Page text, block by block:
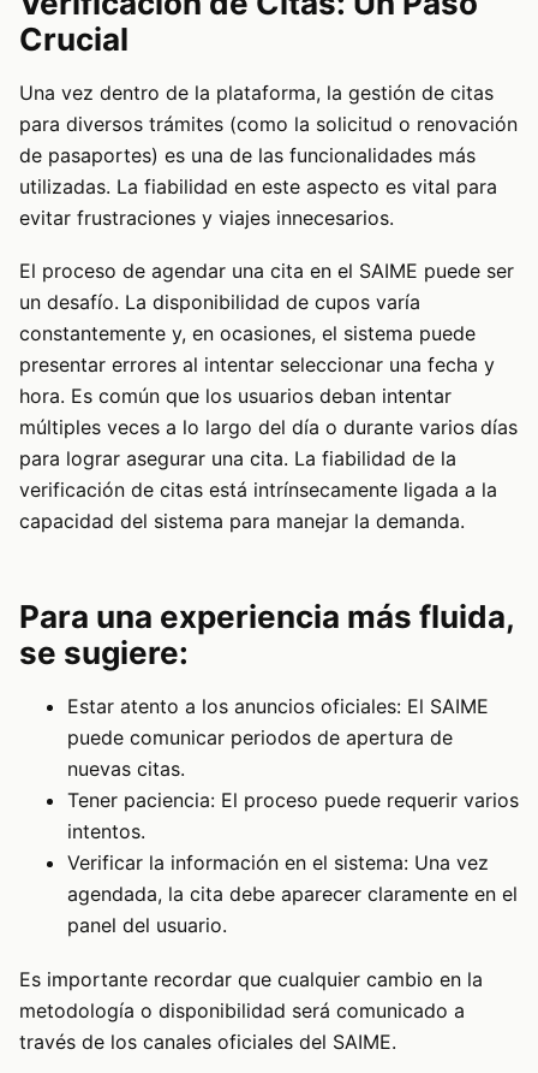
Crucial
Una vez dentro de la plataforma, la gestión de citas
para diversos trámites (como la solicitud o renovación
de pasaportes) es una de las funcionalidades más
utilizadas. La fiabilidad en este aspecto es vital para
evitar frustraciones y viajes innecesarios.
El proceso de agendar una cita en el SAIME puede ser
un desafío. La disponibilidad de cupos varía
constantemente y, en ocasiones, el sistema puede
presentar errores al intentar seleccionar una fecha y
hora. Es común que los usuarios deban intentar
múltiples veces a lo largo del día o durante varios días
para lograr asegurar una cita. La fiabilidad de la
verificación de citas está intrínsecamente ligada a la
capacidad del sistema para manejar la demanda.
Para una experiencia más fluida,
se sugiere:
Estar atento a los anuncios oficiales: El SAIME
puede comunicar periodos de apertura de
nuevas citas.
Tener paciencia: El proceso puede requerir varios
intentos.
Verificar la información en el sistema: Una vez
agendada, la cita debe aparecer claramente en el
panel del usuario.
Es importante recordar que cualquier cambio en la
metodología o disponibilidad será comunicado a
través de los canales oficiales del SAIME.